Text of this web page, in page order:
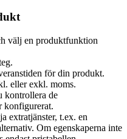
välj en produktfunktion
för din produkt.
eller exkl. moms.
kontrollera de
konfigurerat.
extratjänster, t.ex. en
Om egenskaperna inte